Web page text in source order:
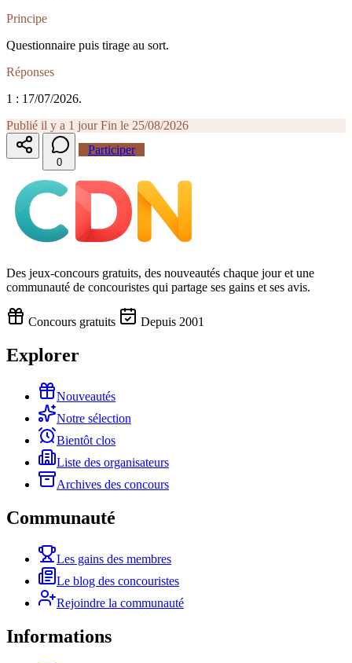
Principe
Questionnaire puis tirage au sort.
Réponses
1 : 17/07/2026.
Publié il y a 1 jour Fin le 25/08/2026
0
Participer
Des jeux-concours gratuits, des nouveautés chaque jour et une
communauté de concouristes qui partage ses gains et ses avis.
Concours gratuits Depuis 2001
Explorer
Nouveautés
Notre sélection
Bientôt clos
Liste des organisateurs
Archives des concours
Communauté
Les gains des membres
Le blog des concouristes
Rejoindre la communauté
Informations